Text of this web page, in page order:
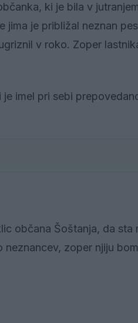
ki je bila v
jima je približal neznan
v roko. Zoper
imel pri sebi
občana Šoštanja, da
zoper njiju